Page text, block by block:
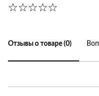
Отзывы о товаре (0)